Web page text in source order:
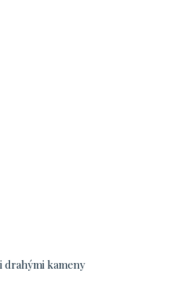
drahými kameny